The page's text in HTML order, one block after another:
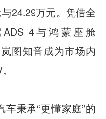
24.29万元。凭借全
4与鸿蒙座舱
图知音成为市场内
秉承“更懂家庭”的